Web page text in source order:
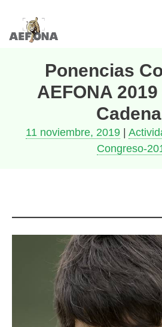
Saltar
Ponencias
AEFONA
11 noviembre, 2019
Congreso-